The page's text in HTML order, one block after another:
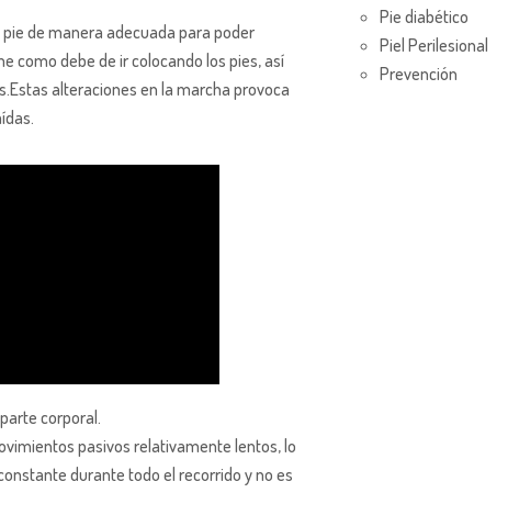
de manera adecuada para poder
como debe de ir colocando los pies, así
alteraciones en la marcha provoca
corporal.
pasivos relativamente lentos, lo
durante todo el recorrido y no es
Pie diabético
Piel Perilesional
Prevención